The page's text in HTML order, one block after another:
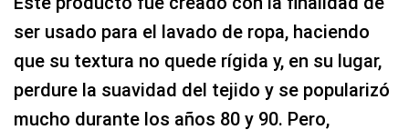
ser usado para el lavado de ropa, haciendo
que su textura no quede rígida y, en su lugar,
perdure la suavidad del tejido y se popularizó
mucho durante los años 80 y 90. Pero,